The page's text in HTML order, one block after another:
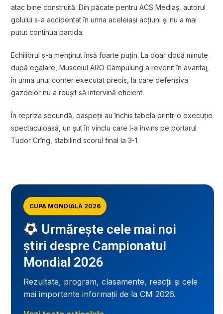
atac bine construită. Din păcate pentru ACS Mediaș, autorul
golului s-a accidentat în urma aceleiași acțiuni și nu a mai
putut continua partida.
Echilibrul s-a menținut însă foarte puțin. La doar două minute
după egalare, Muscelul ARO Câmpulung a revenit în avantaj,
în urma unui corner executat precis, la care defensiva
gazdelor nu a reușit să intervină eficient.
În repriza secundă, oaspeții au închis tabela printr-o execuție
spectaculoasă, un șut în vinclu care l-a învins pe portarul
Tudor Crîng, stabilind scorul final la 3-1.
CUPA MONDIALĂ 2026
Urmărește cele mai noi
știri despre Campionatul
Mondial 2026
Rezultate, program, clasamente, reacții și cele
mai importante informații de la CM 2026.